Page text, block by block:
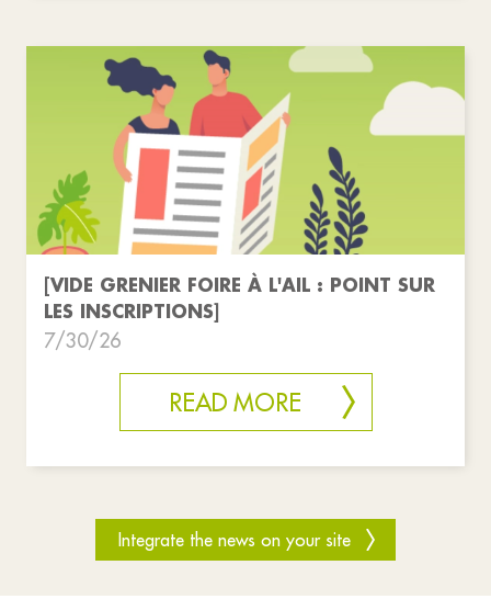
[VIDE GRENIER FOIRE À L'AIL : POINT SUR
LES INSCRIPTIONS]
7/30/26
READ MORE
Integrate the news on your site